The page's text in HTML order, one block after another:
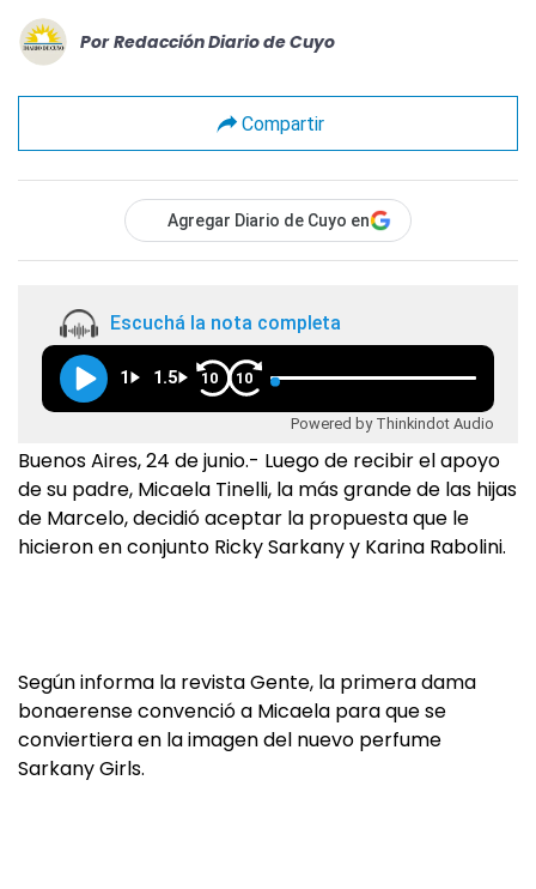
Por Redacción Diario de Cuyo
Compartir
Agregar Diario de Cuyo en
Escuchá la nota completa
1 1.5 10 10
Powered by Thinkindot Audio
Buenos Aires, 24 de junio.- Luego de recibir el apoyo
de su padre, Micaela Tinelli, la más grande de las hijas
de Marcelo, decidió aceptar la propuesta que le
hicieron en conjunto Ricky Sarkany y Karina Rabolini.
Según informa la revista Gente, la primera dama
bonaerense convenció a Micaela para que se
conviertiera en la imagen del nuevo perfume
Sarkany Girls.